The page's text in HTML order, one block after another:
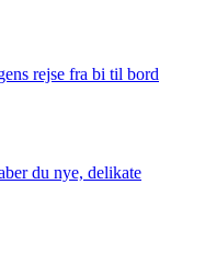
rejse fra bi til bord
du nye, delikate